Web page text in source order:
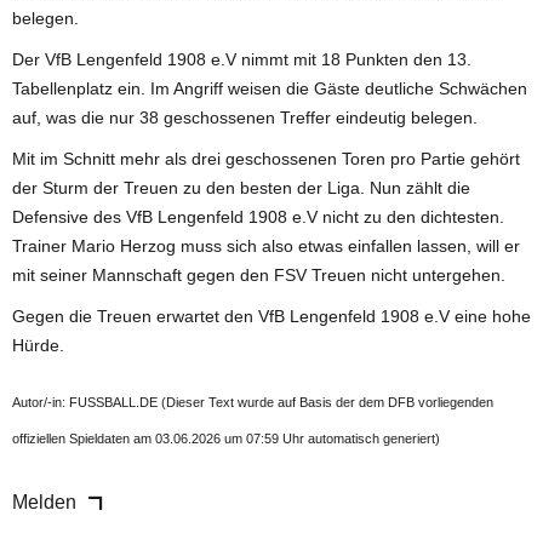
belegen.
Der VfB Lengenfeld 1908 e.V nimmt mit 18 Punkten den 13.
Tabellenplatz ein. Im Angriff weisen die Gäste deutliche Schwächen
auf, was die nur 38 geschossenen Treffer eindeutig belegen.
Mit im Schnitt mehr als drei geschossenen Toren pro Partie gehört
der Sturm der Treuen zu den besten der Liga. Nun zählt die
Defensive des VfB Lengenfeld 1908 e.V nicht zu den dichtesten.
Trainer Mario Herzog muss sich also etwas einfallen lassen, will er
mit seiner Mannschaft gegen den FSV Treuen nicht untergehen.
Gegen die Treuen erwartet den VfB Lengenfeld 1908 e.V eine hohe
Hürde.
Autor/-in: FUSSBALL.DE (Dieser Text wurde auf Basis der dem DFB vorliegenden
offiziellen Spieldaten am 03.06.2026 um 07:59 Uhr automatisch generiert)
Melden